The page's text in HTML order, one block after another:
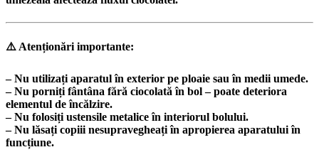
⚠️ Atenționări importante:
– Nu utilizați aparatul în exterior pe ploaie sau în medii umede.
– Nu porniți fântâna fără ciocolată în bol – poate deteriora
elementul de încălzire.
– Nu folosiți ustensile metalice în interiorul bolului.
– Nu lăsați copiii nesupravegheați în apropierea aparatului în
funcțiune.